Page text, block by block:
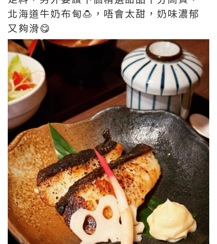
北海道牛奶布甸🍮，唔會太甜，奶味濃郁
又夠滑😋